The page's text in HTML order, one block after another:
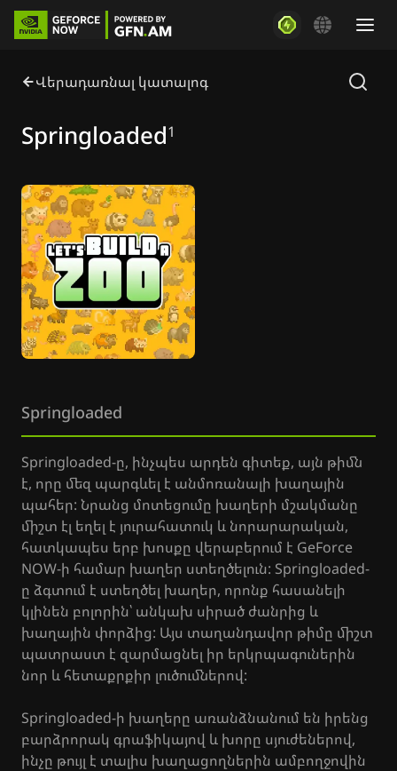
Վերադառնալ կատալոգ
Springloaded1
Springloaded
Springloaded-ը, ինչպես արդեն գիտեք, այն թիմն
է, որը մեզ պարգևել է անմոռանալի խաղային
պահեր: Նրանց մոտեցումը խաղերի մշակմանը
միշտ էլ եղել է յուրահատուկ և նորարարական,
հատկապես երբ խոսքը վերաբերում է GeForce
NOW-ի համար խաղեր ստեղծելուն: Springloaded-
ը ձգտում է ստեղծել խաղեր, որոնք հասանելի
կլինեն բոլորին՝ անկախ սիրած ժանրից և
խաղային փորձից: Այս տաղանդավոր թիմը միշտ
պատրաստ է զարմացնել իր երկրպագուներին
նոր և հետաքրքիր լուծումներով:
Springloaded-ի խաղերը առանձնանում են իրենց
բարձրորակ գրաֆիկայով և խորը սյուժեներով,
ինչը թույլ է տալիս խաղացողներին ամբողջովին